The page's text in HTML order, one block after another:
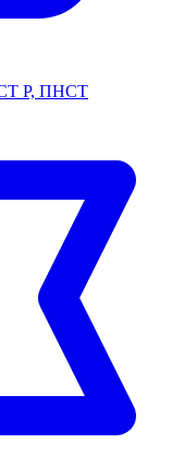
Р, ПНСТ